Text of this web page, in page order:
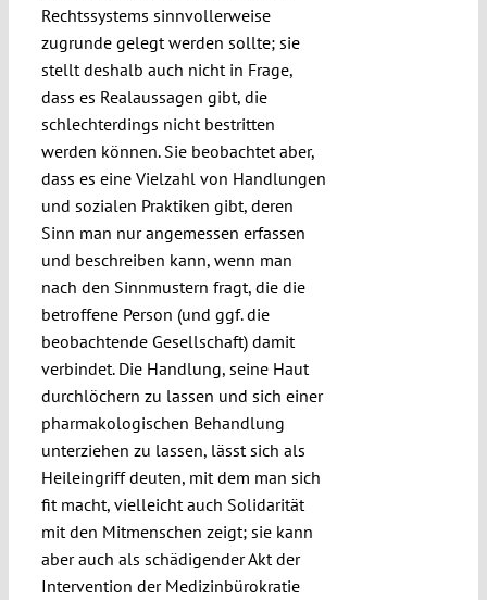
Rechtssystems sinnvollerweise
zugrunde gelegt werden sollte; sie
stellt deshalb auch nicht in Frage,
dass es Realaussagen gibt, die
schlechterdings nicht bestritten
werden können. Sie beobachtet aber,
dass es eine Vielzahl von Handlungen
und sozialen Praktiken gibt, deren
Sinn man nur angemessen erfassen
und beschreiben kann, wenn man
nach den Sinnmustern fragt, die die
betroffene Person (und ggf. die
beobachtende Gesellschaft) damit
verbindet. Die Handlung, seine Haut
durchlöchern zu lassen und sich einer
pharmakologischen Behandlung
unterziehen zu lassen, lässt sich als
Heileingriff deuten, mit dem man sich
fit macht, vielleicht auch Solidarität
mit den Mitmenschen zeigt; sie kann
aber auch als schädigender Akt der
Intervention der Medizinbürokratie